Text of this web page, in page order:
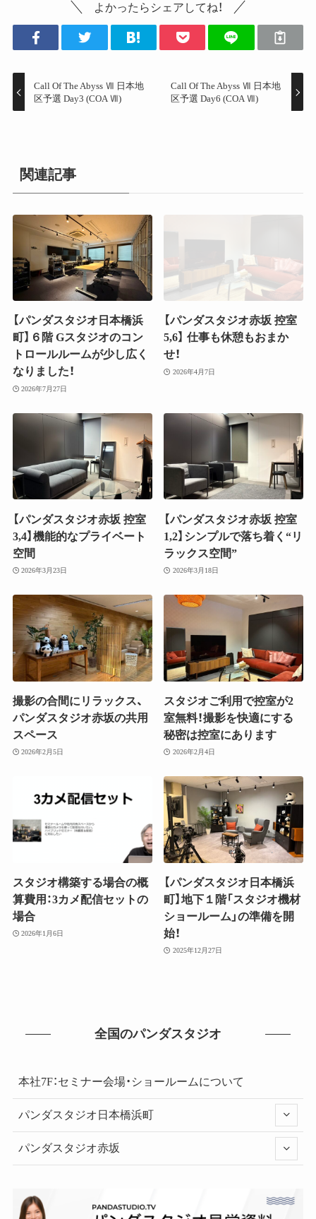
よかったらシェアしてね！
Call Of The Abyss Ⅶ 日本地
区予選 Day3 (COA Ⅶ)
Call Of The Abyss Ⅶ 日本地
区予選 Day6 (COA Ⅶ)
関連記事
【パンダスタジオ日本橋浜
町】６階 Gスタジオのコン
トロールルームが少し広く
なりました！
2026年7月27日
【パンダスタジオ赤坂 控室
5,6】 仕事も休憩もおまか
せ！
2026年4月7日
【パンダスタジオ赤坂 控室
3,4】機能的なプライベート
空間
2026年3月23日
【パンダスタジオ赤坂 控室
1,2】シンプルで落ち着く“リ
ラックス空間”
2026年3月18日
撮影の合間にリラックス、
パンダスタジオ赤坂の共用
スペース
2026年2月5日
スタジオご利用で控室が2
室無料！撮影を快適にする
秘密は控室にあります
2026年2月4日
スタジオ構築する場合の概
算費用：3カメ配信セットの
場合
2026年1月6日
【パンダスタジオ日本橋浜
町】地下１階「スタジオ機材
ショールーム」の準備を開
始！
2025年12月27日
全国のパンダスタジオ
本社7F：セミナー会場・ショールームについて
パンダスタジオ日本橋浜町
パンダスタジオ赤坂